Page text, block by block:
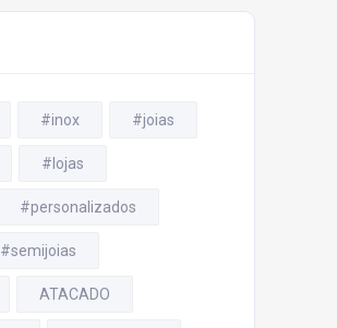
#inox #joias
#lojas
#personalizados
#semijoias
ATACADO